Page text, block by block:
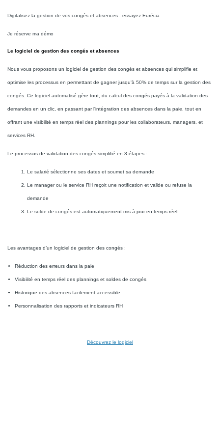
Digitalisez la gestion de vos congés et absences : essayez Eurécia
Je réserve ma démo
Le logiciel de gestion des congés et absences
Nous vous proposons un logiciel de gestion des congés et absences qui simplifie et
optimise les processus en permettant de gagner jusqu'à 50% de temps sur la gestion des
congés. Ce logiciel automatisé gère tout, du calcul des congés payés à la validation des
demandes en un clic, en passant par l'intégration des absences dans la paie, tout en
offrant une visibilité en temps réel des plannings pour les collaborateurs, managers, et
services RH.
Le processus de validation des congés simplifié en 3 étapes :
Le salarié sélectionne ses dates et soumet sa demande
Le manager ou le service RH reçoit une notification et valide ou refuse la
demande
Le solde de congés est automatiquement mis à jour en temps réel
Les avantages d’un logiciel de gestion des congés :
Réduction des erreurs dans la paie
Visibilité en temps réel des plannings et soldes de congés
Historique des absences facilement accessible
Personnalisation des rapports et indicateurs RH
Découvrez le logiciel